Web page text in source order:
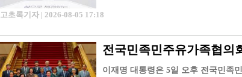
고초록기자 | 2026-08-05 17:18
전국민족민주유가족협의
이재명 대통령은 5일 오후 전국민족